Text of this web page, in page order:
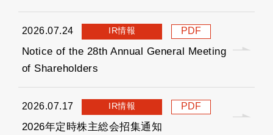
2026.07.24 IR情報 PDF
Notice of the 28th Annual General Meeting
of Shareholders
2026.07.17 IR情報 PDF
2026年定時株主総会招集通知